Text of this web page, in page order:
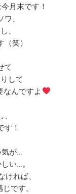
月末です！
、
、
笑）
て
して
なんですよ
す！
気が…
い…。
れば、
です。